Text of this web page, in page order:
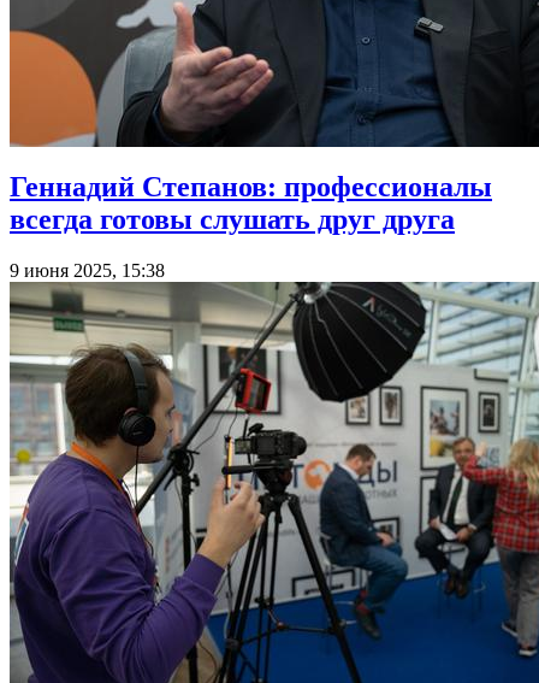
Геннадий Степанов: профессионалы
всегда готовы слушать друг друга
9 июня 2025, 15:38